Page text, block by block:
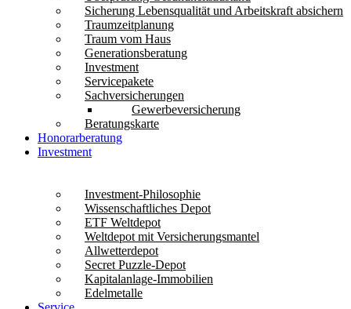
Sicherung Lebensqualität und Arbeitskraft absichern
Traumzeitplanung
Traum vom Haus
Generationsberatung
Investment
Servicepakete
Sachversicherungen
Gewerbeversicherung
Beratungskarte
Honorarberatung
Investment
Investment-Philosophie
Wissenschaftliches Depot
ETF Weltdepot
Weltdepot mit Versicherungsmantel
Allwetterdepot
Secret Puzzle-Depot
Kapitalanlage-Immobilien
Edelmetalle